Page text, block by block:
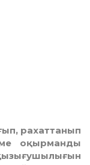
рахат­танып
оқырманды